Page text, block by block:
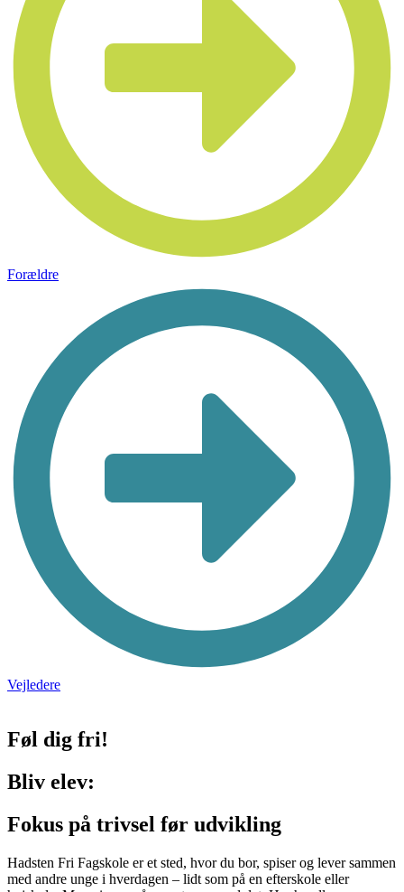
Forældre
Vejledere
Føl dig fri!
Bliv elev:
Fokus på trivsel før udvikling
Hadsten Fri Fagskole er et sted, hvor du bor, spiser og lever sammen
med andre unge i hverdagen – lidt som på en efterskole eller